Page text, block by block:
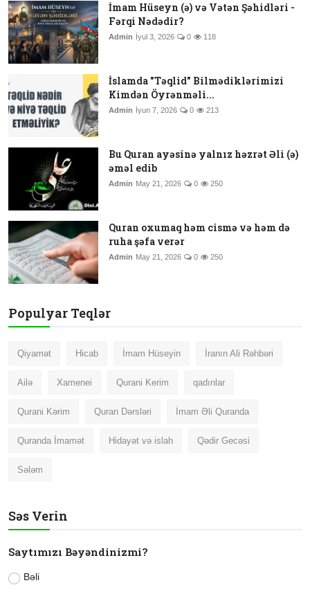
İmam Hüseyn (ə) və Vətən Şəhidləri -
Fərqi Nədədir?
Admin İyul 3, 2026 0 118
İslamda "Təqlid" Bilmədiklərimizi
Kimdən Öyrənməli...
Admin İyun 7, 2026 0 213
Bu Quran ayəsinə yalnız həzrət Əli (ə)
əməl edib
Admin May 21, 2026 0 250
Quran oxumaq həm cismə və həm də
ruha şəfa verər
Admin May 21, 2026 0 250
Populyar Teqlər
Qiyamət Hicab İmam Hüseyin İranın Ali Rəhbəri
Ailə Xamenei Qurani Kerim qadınlar
Qurani Kərim Quran Dərsləri İmam Əli Quranda
Quranda İmamət Hidayət və islah Qədir Gecəsi
Sələm
Səs Verin
Saytımızı Bəyəndinizmi?
Bəli